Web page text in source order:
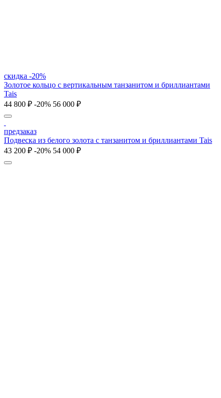
скидка -20%
Золотое кольцо с вертикальным танзанитом и бриллиантами
Tais
44 800 ₽ -20% 56 000 ₽
предзаказ
Подвеска из белого золота с танзанитом и бриллиантами Tais
43 200 ₽ -20% 54 000 ₽